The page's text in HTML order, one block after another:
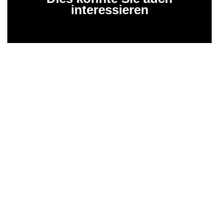
interessieren